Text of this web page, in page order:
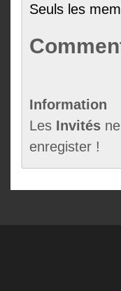
Seuls les
Information
Les Invités
enregister !